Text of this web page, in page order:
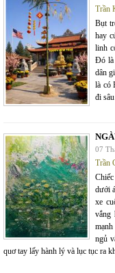
Trần
Bụt
hay
linh
Đó là
dân
là có
đi
07
Trần
dưới
xe
vắng
ngủ
quơ tay lấy hành lý và lục tục ra